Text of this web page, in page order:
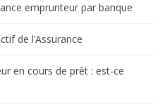
emprunteur par banque
de l’Assurance
en cours de prêt : est-ce